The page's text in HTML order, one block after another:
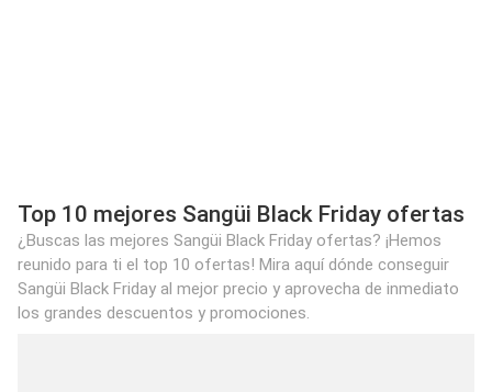
Top 10 mejores Sangüi Black Friday ofertas
¿Buscas las mejores Sangüi Black Friday ofertas? ¡Hemos
reunido para ti el top 10 ofertas! Mira aquí dónde conseguir
Sangüi Black Friday al mejor precio y aprovecha de inmediato
los grandes descuentos y promociones.